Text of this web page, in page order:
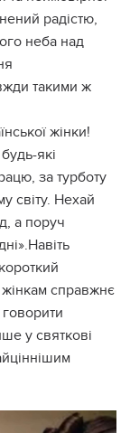
радістю,
неба над
такими ж
жінки!
які
за турботу
світу. Нехай
а поруч
справжнє
говорити
у святкові